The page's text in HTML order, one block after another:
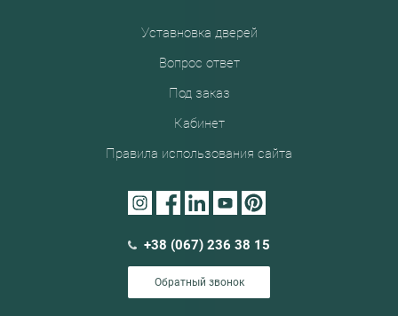
Уставновка дверей
Вопрос ответ
Под заказ
Кабинет
Правила использования сайта
+38 (067) 236 38 15
Обратный звонок